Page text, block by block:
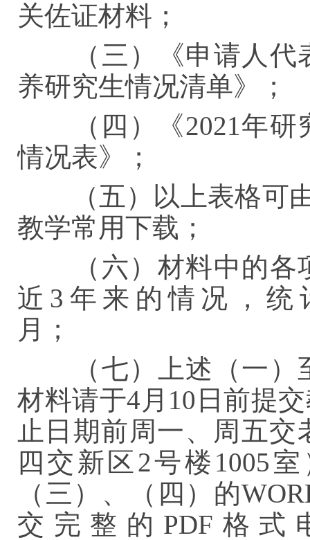
关佐证材料；
（三）《申请人
养研究生情况清单》；
（四）《2021年
情况表》；
（五）以上表格可
教学常用下载；
（六）材料中的各
近3年来的情况，统
月；
（七）上述（一
材料请于4月10日前提
止日期前周一、周五交
四交新区2号楼1005
（三）、（四）的
交完整的PDF格式